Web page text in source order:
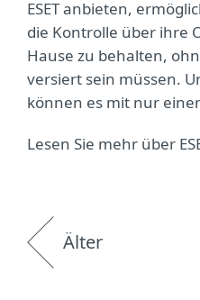
ESET anbieten,
die Kontrolle über ihre
Hause zu behalten,
versiert sein müssen.
können es mit nur
Lesen Sie mehr über
Älter